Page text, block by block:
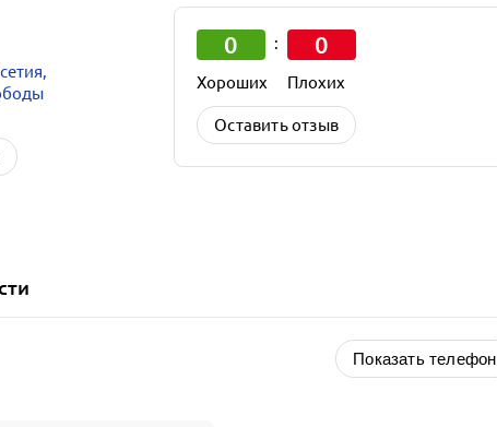
0
Хороших
: 0
Плохих
Оставить отзыв
Показать телефон